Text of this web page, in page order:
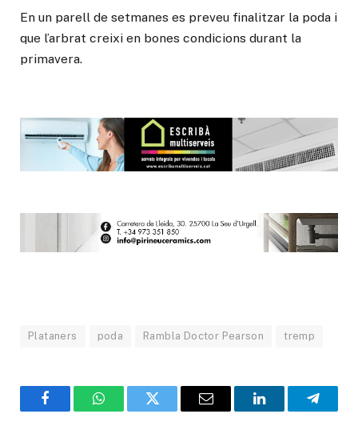
En un parell de setmanes es preveu finalitzar la poda i
que l’arbrat creixi en bones condicions durant la
primavera.
Plataners poda Rambla Doctor Pearson tremp
FacebookWhatsAppTwitter Email LinkedIn